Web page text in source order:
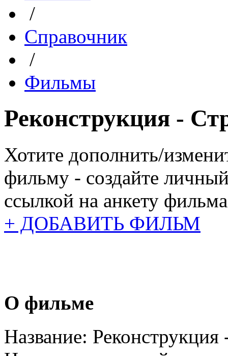
/
Справочник
/
Фильмы
Реконструкция -
Хотите дополнить/
фильму - создайте
ссылкой на анкету
+ ДОБАВИТЬ ФИЛЬМ
О фильме
Название: Реконструкция